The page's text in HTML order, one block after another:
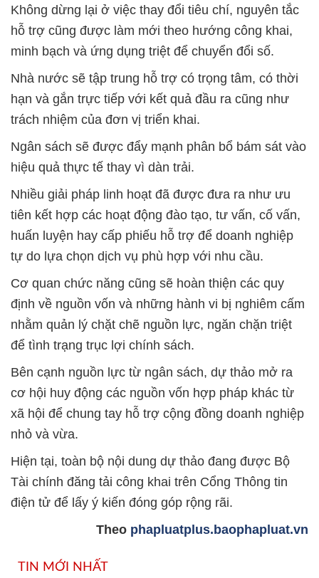
Không dừng lại ở việc thay đổi tiêu chí, nguyên tắc
hỗ trợ cũng được làm mới theo hướng công khai,
minh bạch và ứng dụng triệt để chuyển đổi số.
Nhà nước sẽ tập trung hỗ trợ có trọng tâm, có thời
hạn và gắn trực tiếp với kết quả đầu ra cũng như
trách nhiệm của đơn vị triển khai.
Ngân sách sẽ được đẩy mạnh phân bổ bám sát vào
hiệu quả thực tế thay vì dàn trải.
Nhiều giải pháp linh hoạt đã được đưa ra như ưu
tiên kết hợp các hoạt động đào tạo, tư vấn, cố vấn,
huấn luyện hay cấp phiếu hỗ trợ để doanh nghiệp
tự do lựa chọn dịch vụ phù hợp với nhu cầu.
Cơ quan chức năng cũng sẽ hoàn thiện các quy
định về nguồn vốn và những hành vi bị nghiêm cấm
nhằm quản lý chặt chẽ nguồn lực, ngăn chặn triệt
để tình trạng trục lợi chính sách.
Bên cạnh nguồn lực từ ngân sách, dự thảo mở ra
cơ hội huy động các nguồn vốn hợp pháp khác từ
xã hội để chung tay hỗ trợ cộng đồng doanh nghiệp
nhỏ và vừa.
Hiện tại, toàn bộ nội dung dự thảo đang được Bộ
Tài chính đăng tải công khai trên Cổng Thông tin
điện tử để lấy ý kiến đóng góp rộng rãi.
Theo phapluatplus.baophapluat.vn
TIN MỚI NHẤT